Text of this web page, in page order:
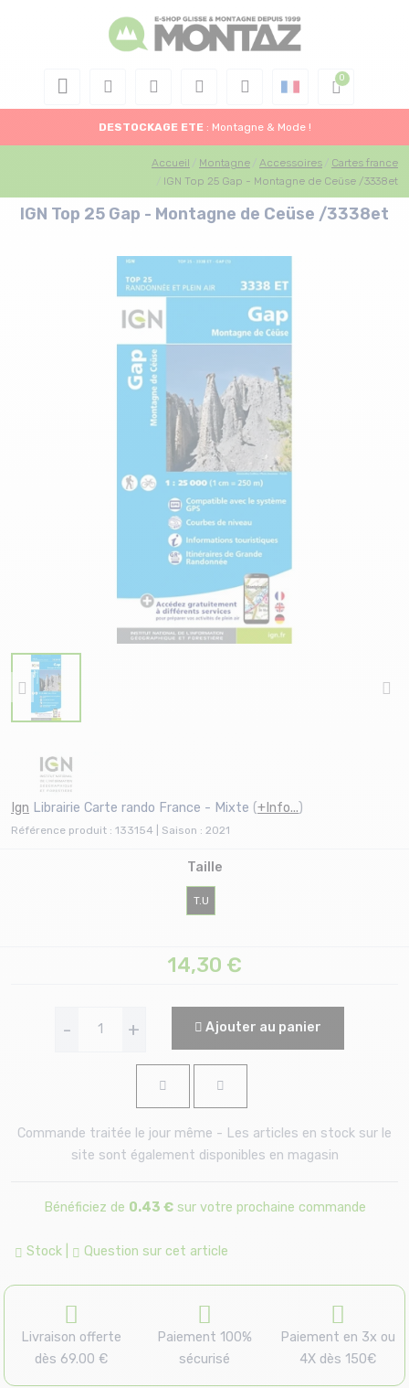
DESTOCKAGE ETE : Montagne & Mode !
Accueil Montagne Accessoires
Cartes france
IGN Top 25 Gap - Montagne de Ceüse /3338et
IGN Top 25 Gap - Montagne de Ceüse /3338et
Ign Librairie Carte rando France - Mixte (+Info...)
Référence produit : 133154 | Saison : 2021
Taille
T.U
14,30 €
- + Ajouter au panier
Commande traitée le jour même - Les articles en stock sur le
site sont également disponibles en magasin
Bénéficiez de 0.43 €sur votre prochaine commande
Stock Question sur cet article
Livraison offerte
dès 69.00 €
Paiement 100%
sécurisé
Paiement en 3x ou
4X dès 150€